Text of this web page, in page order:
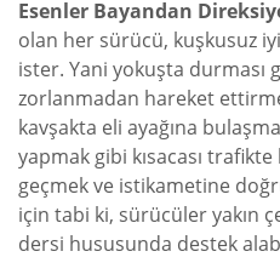
Esenler Bayandan
olan her sürücü, kuşkusuz
ister. Yani yokuşta durması
zorlanmadan hareket
kavşakta eli ayağına
yapmak gibi kısacası trafikte
geçmek ve istikametine
için tabi ki, sürücüler yakın
dersi hususunda destek